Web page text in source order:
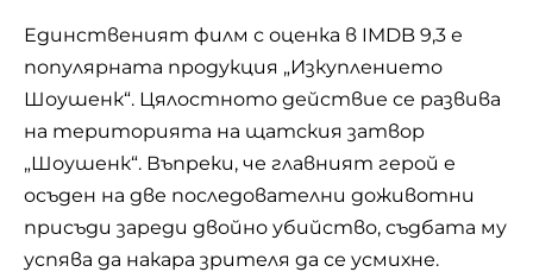
Единственият филм с оценка в IMDB 9,3 е
популярната продукция „Изкуплението
Шоушенк“. Цялостното действие се развива
на територията на щатския затвор
„Шоушенк“. Въпреки, че главният герой е
осъден на две последователни доживотни
присъди зареди двойно убийство, съдбата му
успява да накара зрителя да се усмихне.